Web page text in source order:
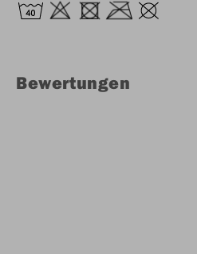
Bewertungen